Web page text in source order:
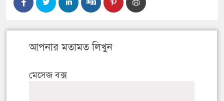
আপনার মতামত লিখুন
মেসেজ বক্স